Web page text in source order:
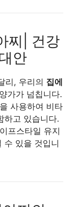
찌| 건강
안
리, 우리의 집에
가가 넘칩니다.
사용하여 비타
하고 있습니다.
프스타일 유지
수 있을 것입니